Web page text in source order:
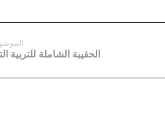
الحقيبة الشاملة للتربية